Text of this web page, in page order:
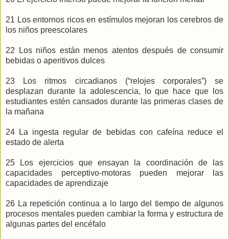
21 Los entornos ricos en estímulos mejoran los cerebros de
los niños preescolares
22 Los niños están menos atentos después de consumir
bebidas o aperitivos dulces
23 Los ritmos circadianos (“relojes corporales”) se
desplazan durante la adolescencia, lo que hace que los
estudiantes estén cansados durante las primeras clases de
la mañana
24 La ingesta regular de bebidas con cafeína reduce el
estado de alerta
25 Los ejercicios que ensayan la coordinación de las
capacidades perceptivo-motoras pueden mejorar las
capacidades de aprendizaje
26 La repetición continua a lo largo del tiempo de algunos
procesos mentales pueden cambiar la forma y estructura de
algunas partes del encéfalo